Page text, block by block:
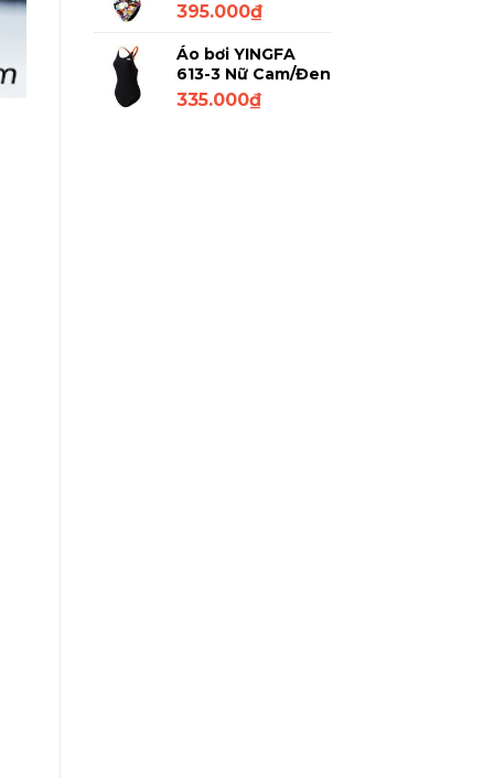
395.000₫
Áo bơi YINGFA
613-3 Nữ Cam/Đen
M
335.000₫